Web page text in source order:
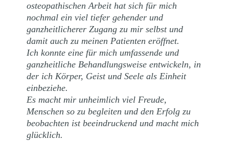
osteopathischen Arbeit hat sich für mich
nochmal ein viel tiefer gehender und
ganzheitlicherer Zugang zu mir selbst und
damit auch zu meinen Patienten eröffnet.
Ich konnte eine für mich umfassende und
ganzheitliche Behandlungsweise entwickeln, in
der ich Körper, Geist und Seele als Einheit
einbeziehe.
Es macht mir unheimlich viel Freude,
Menschen so zu begleiten und den Erfolg zu
beobachten ist beeindruckend und macht mich
glücklich.